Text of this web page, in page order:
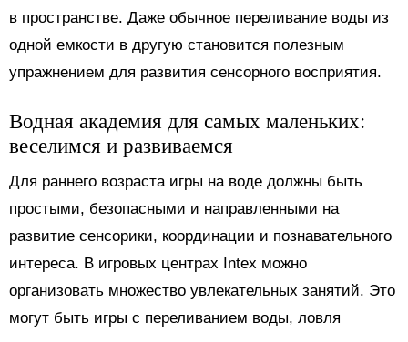
в пространстве. Даже обычное переливание воды из
одной емкости в другую становится полезным
упражнением для развития сенсорного восприятия.
Водная академия для самых маленьких:
веселимся и развиваемся
Для раннего возраста игры на воде должны быть
простыми, безопасными и направленными на
развитие сенсорики, координации и познавательного
интереса. В игровых центрах Intex можно
организовать множество увлекательных занятий. Это
могут быть игры с переливанием воды, ловля